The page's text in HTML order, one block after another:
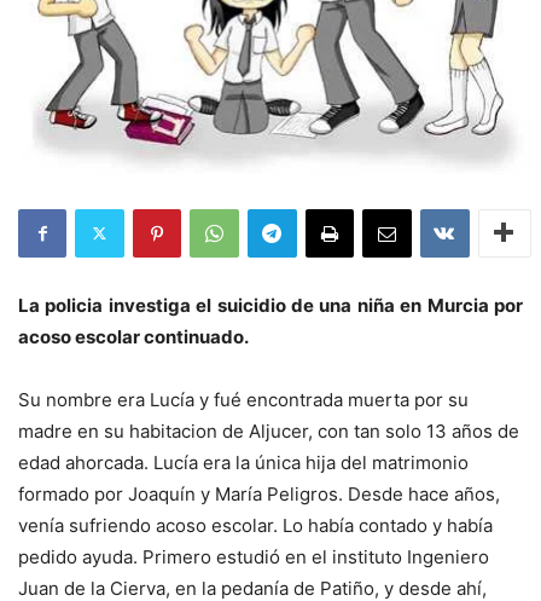
La policia investiga el suicidio de una niña en Murcia por
acoso escolar continuado.
Su nombre era Lucía y fué encontrada muerta por su
madre en su habitacion de Aljucer, con tan solo 13 años de
edad ahorcada. Lucía era la única hija del matrimonio
formado por Joaquín y María Peligros. Desde hace años,
venía sufriendo acoso escolar. Lo había contado y había
pedido ayuda. Primero estudió en el instituto Ingeniero
Juan de la Cierva, en la pedanía de Patiño, y desde ahí,